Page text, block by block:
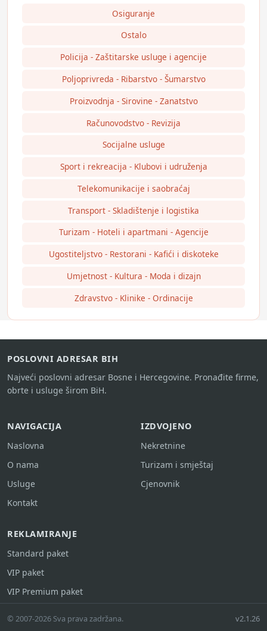
Osiguranje
Ostalo
Policija - Zaštitarske usluge i agencije
Poljoprivreda - Ribarstvo - Šumarstvo
Proizvodnja - Sirovine - Zanatstvo
Računovodstvo - Revizija
Socijalne usluge
Sport i rekreacija - Klubovi i udruženja
Telekomunikacije i saobraćaj
Transport - Skladištenje i logistika
Turizam - Hoteli i apartmani - Agencije
Ugostiteljstvo - Restorani - Kafići i diskoteke
Umjetnost - Kultura - Moda i dizajn
Zdravstvo - Klinike - Ordinacije
POSLOVNI ADRESAR BIH
Najveći poslovni adresar Bosne i Hercegovine. Pronađite firme,
obrte i usluge širom BiH.
NAVIGACIJA
Naslovna
O nama
Usluge
Kontakt
IZDVOJENO
Nekretnine
Turizam i smještaj
Cjenovnik
REKLAMIRANJE
Standard paket
VIP paket
VIP Premium paket
© 2007-2026 Sva prava zadržana. v2.1.26